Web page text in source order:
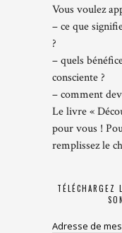
Vous voulez
– ce que
?
– quels
consciente ?
– comment
Le livre «
pour vous !
remplissez le
Adresse de